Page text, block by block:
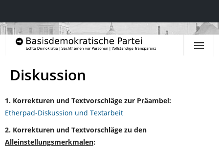
Startseite
Inhalte & Leitlinien
- Präambel
Diskussion
1. Korrekturen und Textvorschläge zur Präambel:
Etherpad-Diskussion und Textarbeit
2. Korrekturen und Textvorschläge zu den
Alleinstellungsmerkmalen: